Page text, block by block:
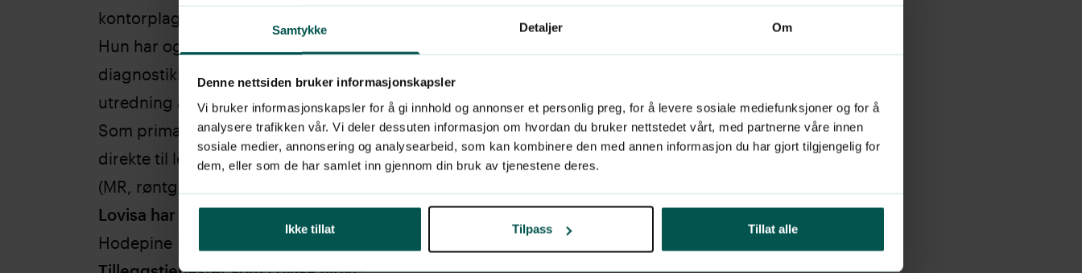
Samtykke Detaljer Om
Denne nettsiden bruker informasjonskapsler
Vi bruker informasjonskapsler for å gi innhold og annonser et personlig preg, for å levere sosiale mediefunksjoner og for å
analysere trafikken vår. Vi deler dessuten informasjon om hvordan du bruker nettstedet vårt, med partnerne våre innen
sosiale medier, annonsering og analysearbeid, som kan kombinere den med annen informasjon du har gjort tilgjengelig for
dem, eller som de har samlet inn gjennom din bruk av tjenestene deres.
Ikke tillat Tilpass Tillat alle
kontorplager, jobber hun mye med hodepine og migrene.
Hun har også spesialkompetanse innen undersøkelse og
diagnostikk av svimmelhetsplager, og er ansvarlig for
utredning av akutt- og langvarig svimmelhet i klinikken.
Som primærkontakt kan hun både sykmelde og henvise
direkte til legespesialist, sykehus eller bildediagnostikk
(MR, røntgen, ultralyd).
Lovisa har særlig interesse for:
Hodepine